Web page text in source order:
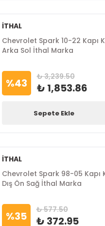
İTHAL
Chevrolet Spark 10-22 Kapı
Arka Sol İthal Marka
%43 ₺ 3,239.50
₺ 1,853.86
Sepete Ekle
İTHAL
Chevrolet Spark 98-05 Kapı
Dış Ön Sağ İthal Marka
%35 ₺ 577.50
₺ 372.95